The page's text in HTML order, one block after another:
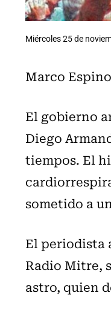
Miércoles 25 de
Marco
El gobierno
Diego
tiempos. El
sometido a
El periodista
Radio Mitre,
astro, quien